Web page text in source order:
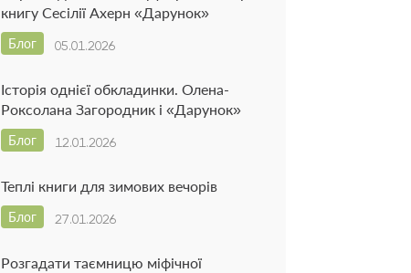
книгу Сесілії Ахерн «Дарунок»
05.01.2026
Блог
Історія однієї обкладинки. Олена-
Роксолана Загородник і «Дарунок»
12.01.2026
Блог
Теплі книги для зимових вечорів
27.01.2026
Блог
Розгадати таємницю міфічної